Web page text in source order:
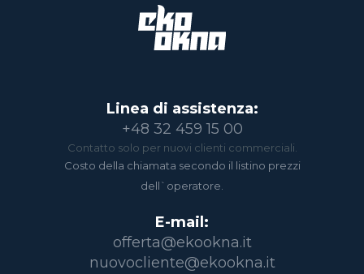
Linea di assistenza:
+48 32 459 15 00
Contatto solo per nuovi clienti commerciali.
Costo della chiamata secondo il listino prezzi
dell`operatore.
E-mail:
offerta@ekookna.it
nuovocliente@ekookna.it